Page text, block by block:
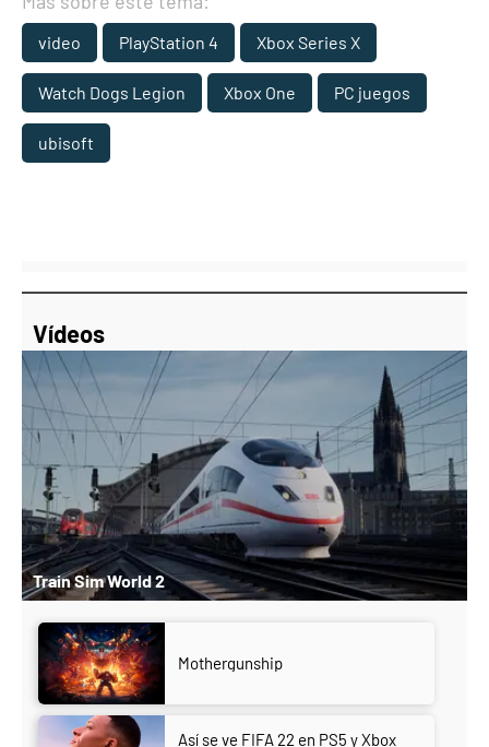
video PlayStation 4 Xbox Series X
Watch Dogs Legion Xbox One PC juegos
ubisoft
Vídeos
Train Sim World 2
Mothergunship
Así se ve FIFA 22 en PS5 y Xbox